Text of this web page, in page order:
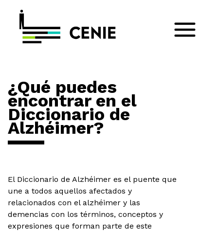
¿Qué puedes
encontrar en el
Diccionario de
Alzhéimer?
El Diccionario de Alzhéimer es el puente que
une a todos aquellos afectados y
relacionados con el alzhéimer y las
demencias con los términos, conceptos y
expresiones que forman parte de este